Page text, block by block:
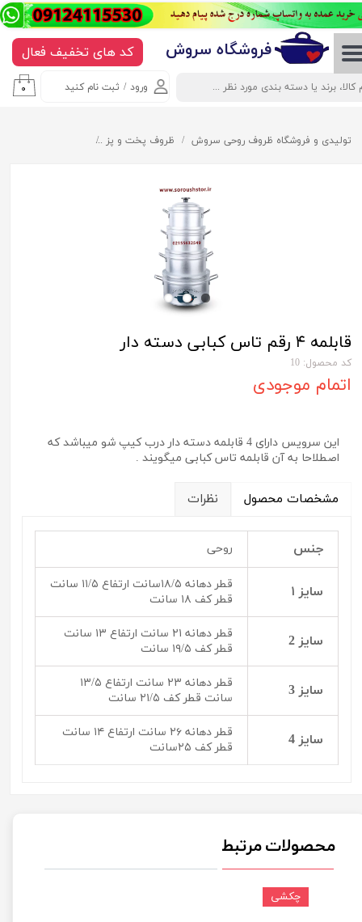
ورود / ثبت نام کنید
حساب کاربری من
تغییر گذر واژه
خروج از حساب کاربری
۰
​​​​​​​​فروشگاه سروش کد های تخفیف فعال
تولیدی و فروشگاه ظروف روحی سروش ظروف پخت و پز
قابلمه ۴ رقم تاس کبابی دسته دار
کد محصول: 10
اتمام موجودی
این سرویس دارای 4 قابلمه دسته دار درب کیپ شو میباشد که
اصطلاحا به آن قابلمه تاس کبابی میگویند .
مشخصات محصول نظرات
جنس روحی
سایز ۱
قطر دهانه ۱۸/۵سانت ارتفاع ۱۱/۵ سانت
قطر کف ۱۸ سانت
سایز 2
قطر دهانه ۲۱ سانت ارتفاع ۱۳ سانت
قطر کف ۱۹/۵ سانت
سایز 3
قطر دهانه ۲۳ سانت ارتفاع ۱۳/۵
سانت قطر کف ۲۱/۵ سانت
سایز 4
قطر دهانه ۲۶ سانت ارتفاع ۱۴ سانت
قطر کف ۲۵سانت
محصولات مرتبط
چکشی